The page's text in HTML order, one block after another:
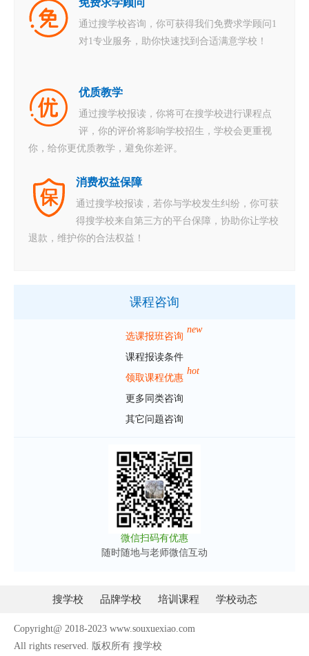
免费求学顾问
通过搜学校咨询，你可获得我们免费求学顾问1
对1专业服务，助你快速找到合适满意学校！
优质教学
通过搜学校报读，你将可在搜学校进行课程点
评，你的评价将影响学校招生，学校会更重视
你，给你更优质教学，避免你差评。
消费权益保障
通过搜学校报读，若你与学校发生纠纷，你可获
得搜学校来自第三方的平台保障，协助你让学校
退款，维护你的合法权益！
课程咨询
选课报班咨询
new
课程报读条件
领取课程优惠
hot
更多同类咨询
其它问题咨询
微信扫码有优惠
随时随地与老师微信互动
搜学校 品牌学校 培训课程 学校动态
Copyright@ 2018-2023 www.souxuexiao.com
All rights reserved. 版权所有 搜学校